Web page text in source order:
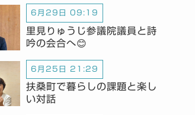
6月29日 09:19
里見りゅうじ参議院議員と詩
吟の会合へ😊
6月25日 21:29
扶桑町で暮らしの課題と楽し
い対話